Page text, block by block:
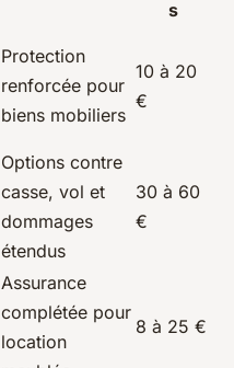
s
Protection
renforcée pour
biens mobiliers
10 à 20
€
Options contre
casse, vol et
dommages
étendus
30 à 60
€
Assurance
complétée pour
location
8 à 25 €